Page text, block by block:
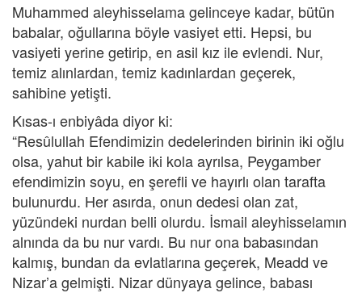
Muhammed aleyhisselama gelinceye kadar, bütün
babalar, oğullarına böyle vasiyet etti. Hepsi, bu
vasiyeti yerine getirip, en asil kız ile evlendi. Nur,
temiz alınlardan, temiz kadınlardan geçerek,
sahibine yetişti.
Kısas-ı enbiyâda diyor ki:
“Resûlullah Efendimizin dedelerinden birinin iki oğlu
olsa, yahut bir kabile iki kola ayrılsa, Peygamber
efendimizin soyu, en şerefli ve hayırlı olan tarafta
bulunurdu. Her asırda, onun dedesi olan zat,
yüzündeki nurdan belli olurdu. İsmail aleyhisselamın
alnında da bu nur vardı. Bu nur ona babasından
kalmış, bundan da evlatlarına geçerek, Meadd ve
Nizar’a gelmişti. Nizar dünyaya gelince, babası